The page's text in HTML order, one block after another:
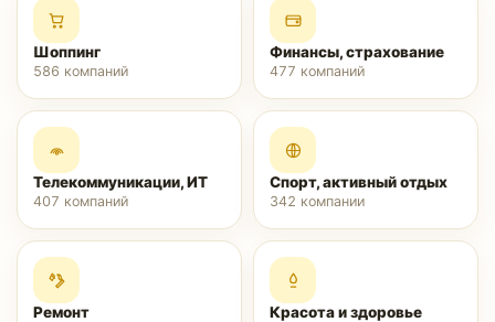
Шоппинг
586 компаний
Финансы, страхование
477 компаний
Телекоммуникации, ИТ
407 компаний
Спорт, активный отдых
342 компании
Ремонт Красота и здоровье